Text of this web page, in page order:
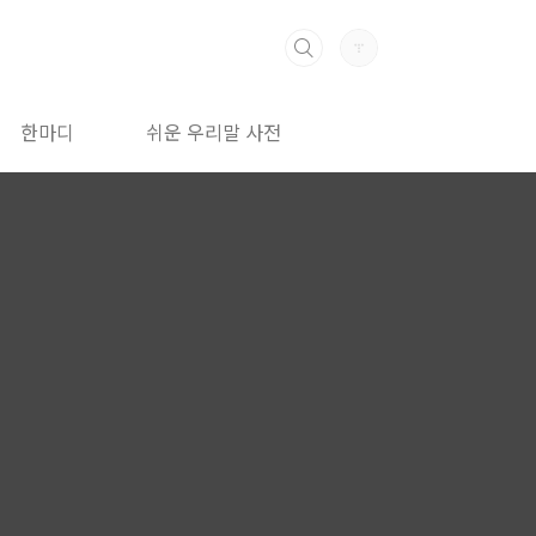
한마디 쉬운 우리말 사전